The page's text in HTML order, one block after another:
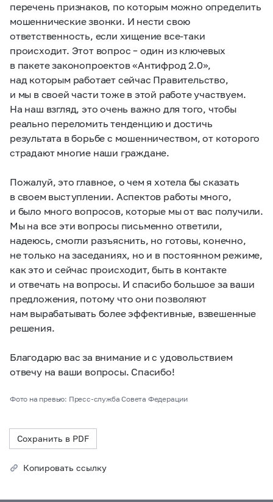
перечень признаков, по которым можно определить
мошеннические звонки. И нести свою
ответственность, если хищение все-таки
происходит. Этот вопрос – один из ключевых
в пакете законопроектов «Антифрод 2.0»,
над которым работает сейчас Правительство,
и мы в своей части тоже в этой работе участвуем.
На наш взгляд, это очень важно для того, чтобы
реально переломить тенденцию и достичь
результата в борьбе с мошенничеством, от которого
страдают многие наши граждане.
Пожалуй, это главное, о чем я хотела бы сказать
в своем выступлении. Аспектов работы много,
и было много вопросов, которые мы от вас получили.
Мы на все эти вопросы письменно ответили,
надеюсь, смогли разъяснить, но готовы, конечно,
не только на заседаниях, но и в постоянном режиме,
как это и сейчас происходит, быть в контакте
и отвечать на вопросы. И спасибо большое за ваши
предложения, потому что они позволяют
нам вырабатывать более эффективные, взвешенные
решения.
Благодарю вас за внимание и с удовольствием
отвечу на ваши вопросы. Спасибо!
Фото на превью: Пресс-служба Совета Федерации
Сохранить в PDF
Копировать ссылку